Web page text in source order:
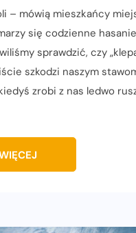
– mówią mieszkańcy
się codzienne
sprawdzić, czy
szkodzi naszym
zrobi z nas ledwo